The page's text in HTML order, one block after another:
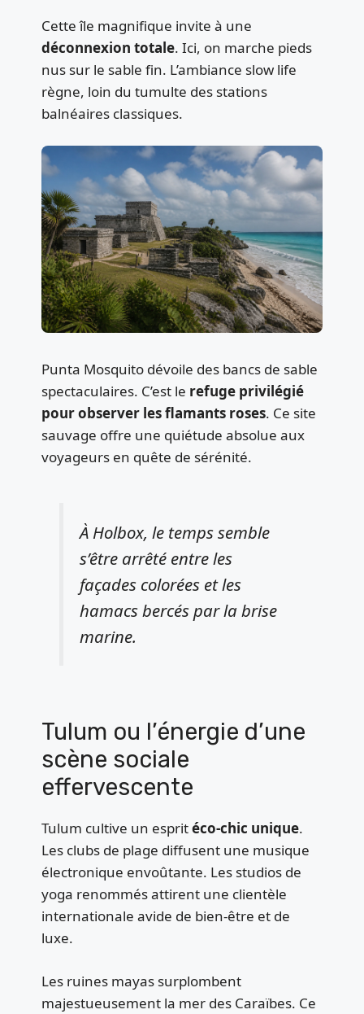
Cette île magnifique invite à une
déconnexion totale. Ici, on marche pieds
nus sur le sable fin. L’ambiance slow life
règne, loin du tumulte des stations
balnéaires classiques.
Punta Mosquito dévoile des bancs de sable
spectaculaires. C’est le refuge privilégié
pour observer les flamants roses. Ce site
sauvage offre une quiétude absolue aux
voyageurs en quête de sérénité.
À Holbox, le temps semble
s’être arrêté entre les
façades colorées et les
hamacs bercés par la brise
marine.
Tulum ou l’énergie d’une
scène sociale
effervescente
Tulum cultive un espritéco-chic unique.
Les clubs de plage diffusent une musique
électronique envoûtante. Les studios de
yoga renommés attirent une clientèle
internationale avide de bien-être et de
luxe.
Les ruines mayas surplombent
majestueusement la mer des Caraïbes. Ce